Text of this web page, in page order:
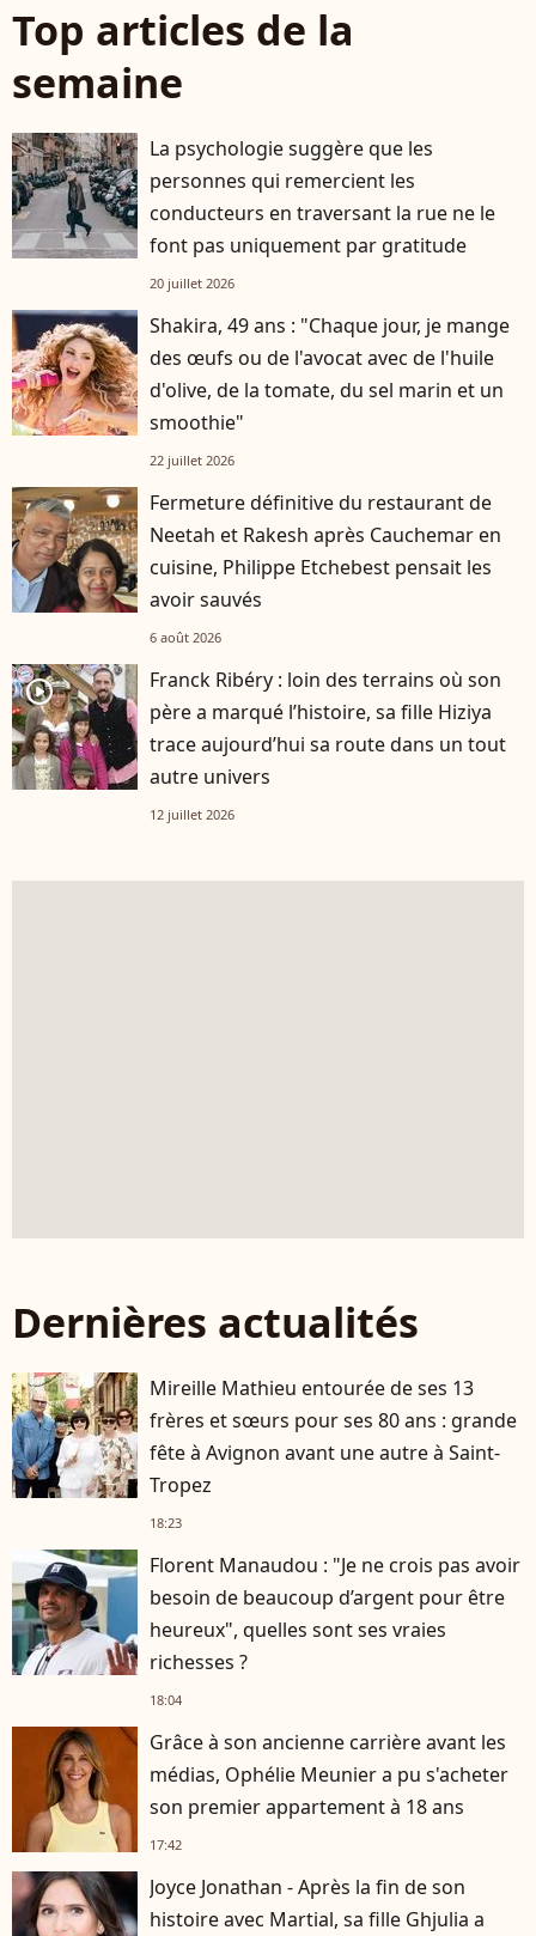
Top articles de la
semaine
La psychologie suggère que les
personnes qui remercient les
conducteurs en traversant la rue ne le
font pas uniquement par gratitude
20 juillet 2026
Shakira, 49 ans : "Chaque jour, je mange
des œufs ou de l'avocat avec de l'huile
d'olive, de la tomate, du sel marin et un
smoothie"
22 juillet 2026
Fermeture définitive du restaurant de
Neetah et Rakesh après Cauchemar en
cuisine, Philippe Etchebest pensait les
avoir sauvés
6 août 2026
player2
Franck Ribéry : loin des terrains où son
père a marqué l’histoire, sa fille Hiziya
trace aujourd’hui sa route dans un tout
autre univers
12 juillet 2026
Dernières actualités
Mireille Mathieu entourée de ses 13
frères et sœurs pour ses 80 ans : grande
fête à Avignon avant une autre à Saint-
Tropez
18:23
Florent Manaudou : "Je ne crois pas avoir
besoin de beaucoup d’argent pour être
heureux", quelles sont ses vraies
richesses ?
18:04
Grâce à son ancienne carrière avant les
médias, Ophélie Meunier a pu s'acheter
son premier appartement à 18 ans
17:42
Joyce Jonathan - Après la fin de son
histoire avec Martial, sa fille Ghjulia a